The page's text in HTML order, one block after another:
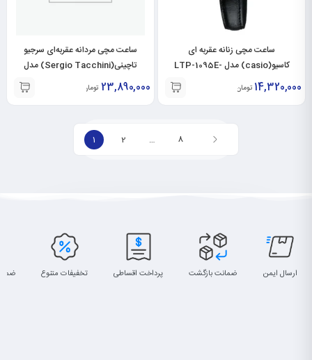
ساعت مچی زنانه عقربه ای
کاسیو(casio) مدل LTP-1095E-
14,320,000 تومان
ساعت مچی مردانه عقربه‌ای سرجیو
تاچینی(Sergio Tacchini) مدل
ST.1.10105-223,890,000 تومان
1 2 … 8
ارسال ایمن ضمانت بازگشت پرداخت اقساطی تخفیفات متنوع